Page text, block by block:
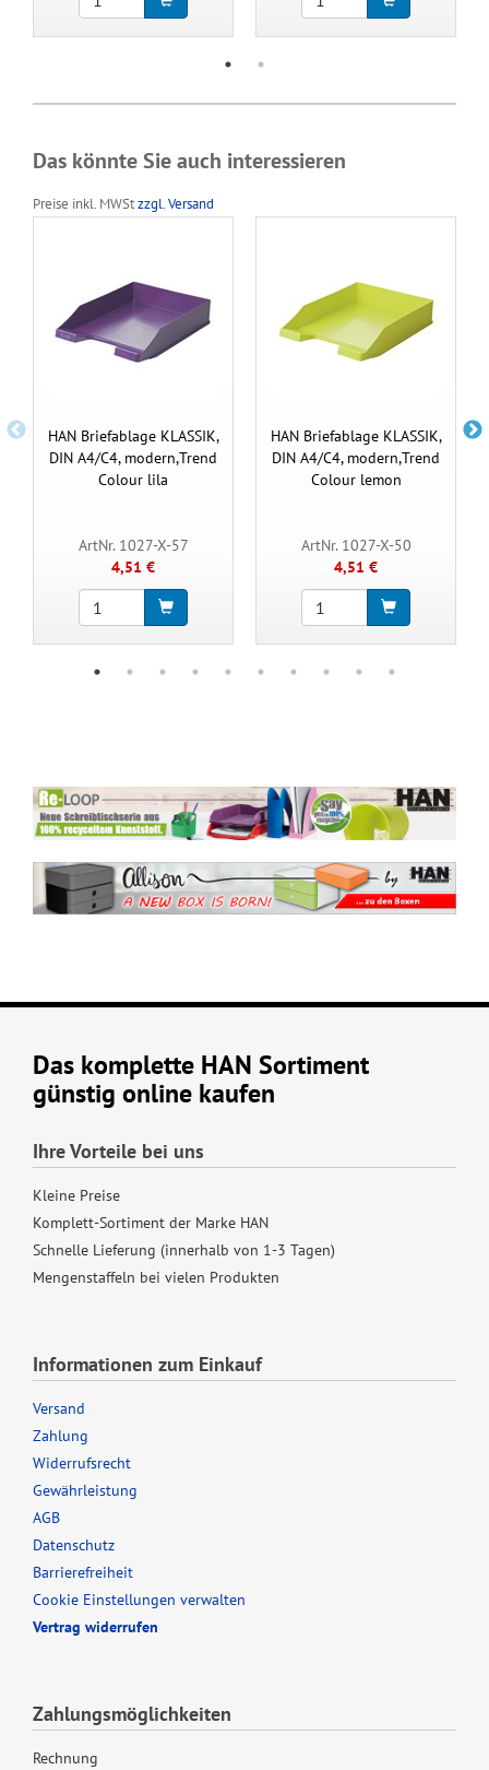
Das könnte Sie auch interessieren
Preise inkl. MWStzzgl. Versand
HAN Briefablage KLASSIK,
DIN A4/C4, modern,Trend
Colour lila
ArtNr. 1027-X-57
4,51 €
HAN Briefablage KLASSIK,
DIN A4/C4, modern,Trend
Colour lemon
ArtNr. 1027-X-50
4,51 €
Das komplette HAN Sortiment
günstig online kaufen
Ihre Vorteile bei uns
Kleine Preise
Komplett-Sortiment der Marke HAN
Schnelle Lieferung (innerhalb von 1-3 Tagen)
Mengenstaffeln bei vielen Produkten
Informationen zum Einkauf
Versand
Zahlung
Widerrufsrecht
Gewährleistung
AGB
Datenschutz
Barrierefreiheit
Cookie Einstellungen verwalten
Vertrag widerrufen
Zahlungsmöglichkeiten
Rechnung